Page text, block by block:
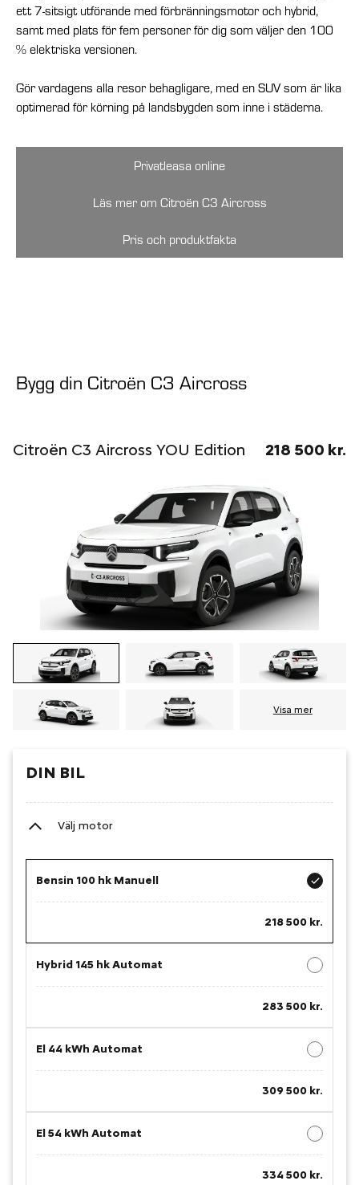
ett 7-sitsigt utförande med förbränningsmotor och hybrid,
samt med plats för fem personer för dig som väljer den 100
% elektriska versionen.
Gör vardagens alla resor behagligare, med en SUV som är lika
optimerad för körning på landsbygden som inne i städerna.
Privatleasa online
Läs mer om Citroën C3 Aircross
Pris och produktfakta
Bygg din Citroën C3 Aircross